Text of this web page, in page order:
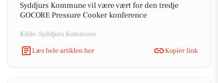
Syddjurs Kommune vil være vært for den tredje
GOCORE Pressure Cooker konference
Kilde: Syddjurs Kommune
Læs hele artiklen her
Kopiér link